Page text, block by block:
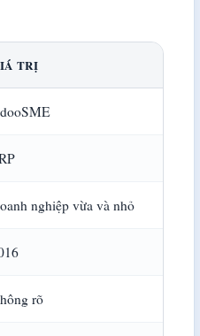
TRỊ
nghiệp vừa và nhỏ
rõ